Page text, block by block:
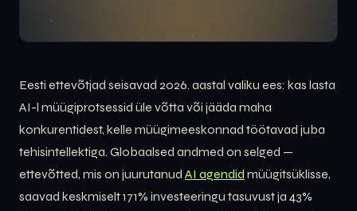
Eesti ettevõtjad seisavad 2026. aastal valiku ees: kas lasta
AI-l müügiprotsessid üle võtta või jääda maha
konkurentidest, kelle müügimeeskonnad töötavad juba
tehisintellektiga. Globaalsed andmed on selged —
ettevõtted, mis on juurutanud AI agendid müügitsüklisse,
saavad keskmiselt 171% investeeringu tasuvust ja 43%